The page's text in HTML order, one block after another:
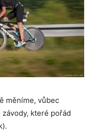
měníme, vůbec
které pořád